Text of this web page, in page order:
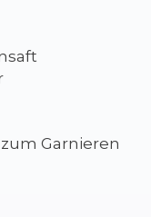
Garnieren